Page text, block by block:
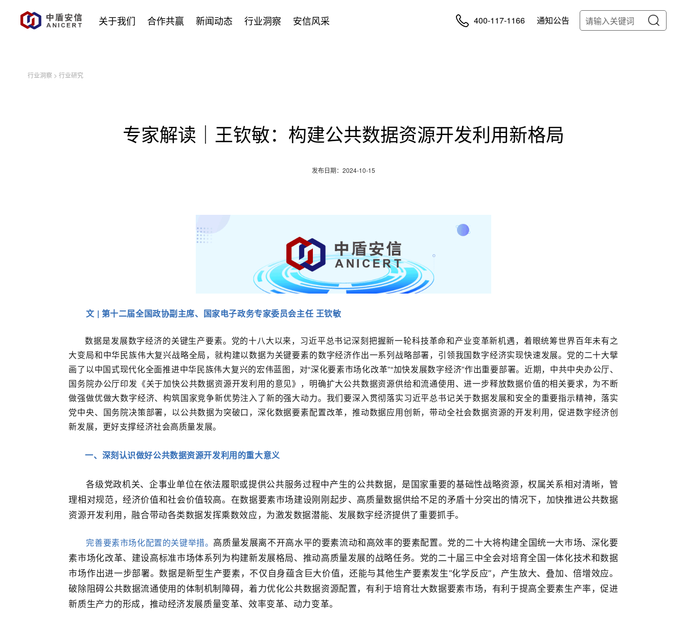
关于我们 合作共赢 新闻动态 行业洞察 安信风采 400-117-1166 通知公告
行业洞察 > 行业研究
专家解读｜王钦敏：构建公共数据资源开发利用新格局
发布日期：2024-10-15
文 | 第十二届全国政协副主席、 国家电子政务专家委员会主任 王钦敏
数据是发展数字经济的关键生产要素。党的十八大以来，习近平总书记深刻把握新一轮科技革命和产业变革新机遇，着眼统筹世界百年未有之
大变局和中华民族伟大复兴战略全局，就构建以数据为关键要素的数字经济作出一系列战略部署，引领我国数字经济实现快速发展。党的二十大擘
画了以中国式现代化全面推进中华民族伟大复兴的宏伟蓝图，对“深化要素市场化改革”“加快发展数字经济”作出重要部署。近期，中共中央办公厅、
国务院办公厅印发《关于加快公共数据资源开发利用的意见》，明确扩大公共数据资源供给和流通使用、进一步释放数据价值的相关要求，为不断
做强做优做大数字经济、构筑国家竞争新优势注入了新的强大动力。我们要深入贯彻落实习近平总书记关于数据发展和安全的重要指示精神，落实
党中央、国务院决策部署，以公共数据为突破口，深化数据要素配置改革，推动数据应用创新，带动全社会数据资源的开发利用，促进数字经济创
新发展，更好支撑经济社会高质量发展。
一、 深刻认识做好公共数据资源开发利用的重大意义
各级党政机关、企事业单位在依法履职或提供公共服务过程中产生的公共数据，是国家重要的基础性战略资源，权属关系相对清晰，管
理相对规范，经济价值和社会价值较高。在数据要素市场建设刚刚起步、高质量数据供给不足的矛盾十分突出的情况下，加快推进公共数据
资源开发利用，融合带动各类数据发挥乘数效应，为激发数据潜能、发展数字经济提供了重要抓手。
完善要素市场化配置的关键举措。 高质量发展离不开高水平的要素流动和高效率的要素配置。党的二十大将构建全国统一大市场、深化要
素市场化改革、建设高标准市场体系列为构建新发展格局、推动高质量发展的战略任务。党的二十届三中全会对培育全国一体化技术和数据
市场作出进一步部署。数据是新型生产要素，不仅自身蕴含巨大价值，还能与其他生产要素发生“化学反应”，产生放大、叠加、倍增效应。
破除阻碍公共数据流通使用的体制机制障碍，着力优化公共数据资源配置，有利于培育壮大数据要素市场，有利于提高全要素生产率，促进
新质生产力的形成，推动经济发展质量变革、效率变革、动力变革。